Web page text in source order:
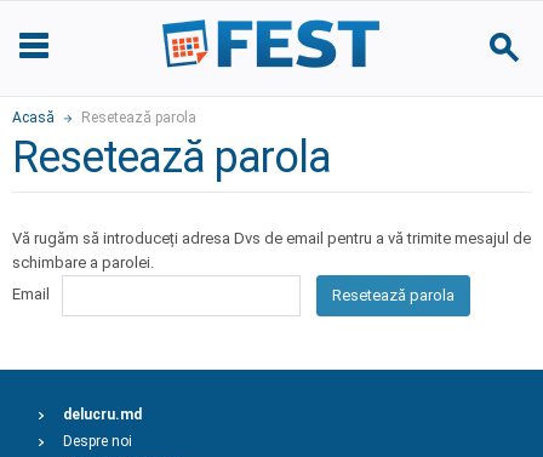
Acasă Resetează parola
Resetează parola
Vă rugăm să introduceți adresa Dvs de email pentru a vă trimite mesajul de
schimbare a parolei.
Email
Resetează parola
delucru.md
Despre noi